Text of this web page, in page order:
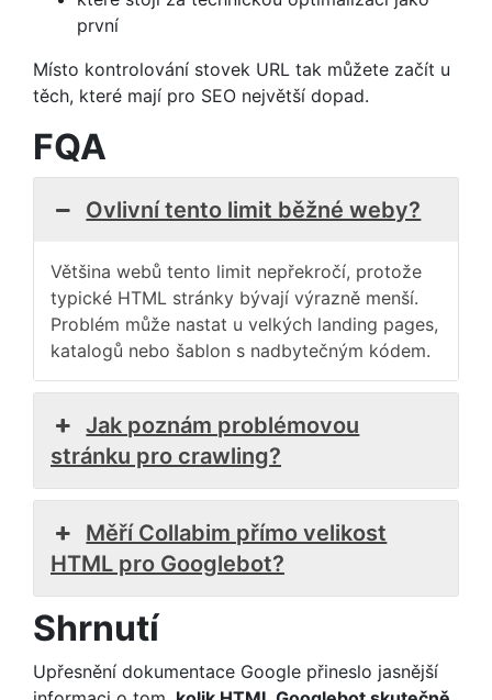
první
Místo kontrolování stovek URL tak můžete začít u
těch, které mají pro SEO největší dopad.
FQA
Ovlivní tento limit běžné weby?
Většina webů tento limit nepřekročí, protože
typické HTML stránky bývají výrazně menší.
Problém může nastat u velkých landing pages,
katalogů nebo šablon s nadbytečným kódem.
Jak poznám problémovou
stránku pro crawling?
Měří Collabim přímo velikost
HTML pro Googlebot?
Shrnutí
Upřesnění dokumentace Google přineslo jasnější